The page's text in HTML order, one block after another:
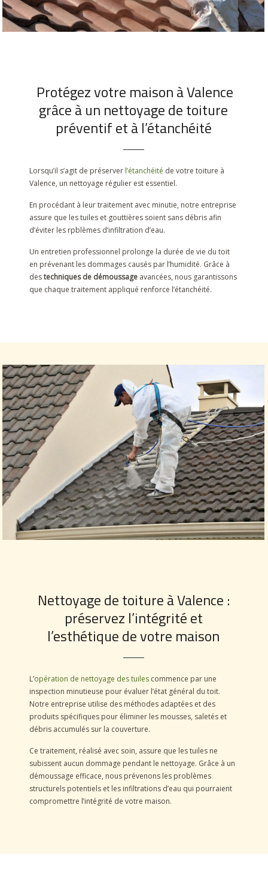
Protégez votre maison à Valence
grâce à un nettoyage de toiture
préventif et à l’étanchéité
Lorsqu’il s’agit de préserver l’étanchéité de votre toiture à
Valence, un nettoyage régulier est essentiel.
En procédant à leur traitement avec minutie, notre entreprise
assure que les tuiles et gouttières soient sans débris afin
d’éviter les rpblèmes d’infiltration d’eau.
Un entretien professionnel prolonge la durée de vie du toit
en prévenant les dommages causés par l’humidité. Grâce à
destechniques de démoussage avancées, nous garantissons
que chaque traitement appliqué renforce l’étanchéité.
Nettoyage de toiture à Valence :
préservez l’intégrité et
l’esthétique de votre maison
L’opération de nettoyage des tuiles commence par une
inspection minutieuse pour évaluer l’état général du toit.
Notre entreprise utilise des méthodes adaptées et des
produits spécifiques pour éliminer les mousses, saletés et
débris accumulés sur la couverture.
Ce traitement, réalisé avec soin, assure que les tuiles ne
subissent aucun dommage pendant le nettoyage. Grâce à un
démoussage efficace, nous prévenons les problèmes
structurels potentiels et les infiltrations d’eau qui pourraient
compromettre l’intégrité de votre maison.